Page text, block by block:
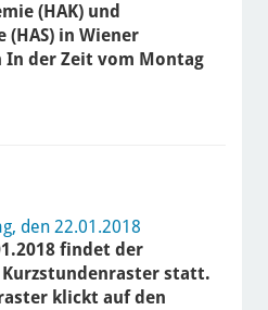
(HAK) und
(HAS) in Wiener
In der Zeit vom Montag
den 22.01.2018
findet der
statt.
klickt auf den